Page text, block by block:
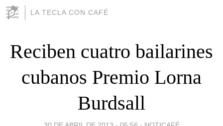
LA TECLA CON CAFÉ
Reciben cuatro bailarines
cubanos Premio Lorna
Burdsall